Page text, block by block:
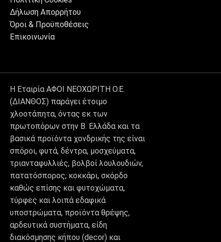
Δήλωση Απορρήτου
Όροι & Προϋποθέσεις
Επικοινωνία
Η Εταιρία ΑΦΟΙ ΝΕΟΧΩΡΙΤΗ Ο.Ε.
(ΔΙΑΝΘΟΣ) παράγει έτοιμο
χλοοτάπητα, όντας εκ των
πρωτοπόρων στην Β. Ελλάδα και τα
βασικά προϊόντα χονδρικής της είναι
σπόροι, φυτά, δέντρα, μοσχεύματα,
τριανταφυλλιές, βολβοί λουλουδιών,
πατατόσπορος, κοκκάρι, σκόρδο
καθώς επίσης και φυτοχώματα,
τύρφες και λοιπά εδαφικά
υποστρώματα, προϊόντα θρέψης,
αρδευτικά συστήματα, είδη
διακόσμησης κήπου (decor) και